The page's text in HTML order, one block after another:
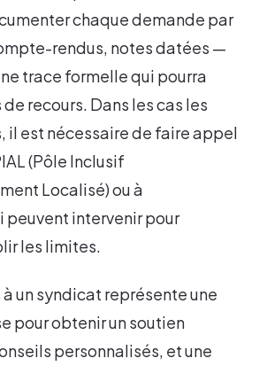
chaque demande par
rendus, notes datées —
trace formelle qui pourra
recours. Dans les cas les
il est nécessaire de faire appel
(Pôle Inclusif
Localisé) ou à
peuvent intervenir pour
les limites.
à un syndicat représente une
pour obtenir un soutien
personnalisés, et une